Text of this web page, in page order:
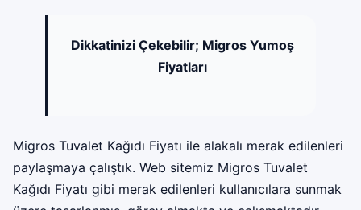
Dikkatinizi Çekebilir; Migros Yumoş
Fiyatları
Migros Tuvalet Kağıdı Fiyatı ile alakalı merak edilenleri
paylaşmaya çalıştık. Web sitemiz Migros Tuvalet
Kağıdı Fiyatı gibi merak edilenleri kullanıcılara sunmak